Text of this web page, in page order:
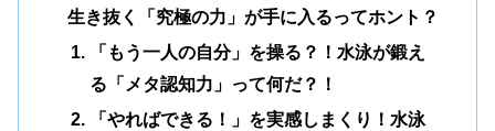
生き抜く「究極の力」が手に入るってホント？
「もう一人の自分」を操る？！水泳が鍛え
る「メタ認知力」って何だ？！
「やればできる！」を実感しまくり！水泳